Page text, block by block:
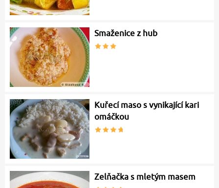
Smaženice z hub
Kuřecí maso s vynikající kari
omáčkou
Zelňačka s mletým masem